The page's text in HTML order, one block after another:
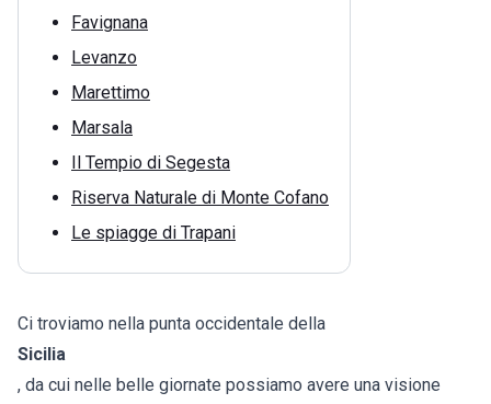
Favignana
Levanzo
Marettimo
Marsala
Il Tempio di Segesta
Riserva Naturale di Monte Cofano
Le spiagge di Trapani
Ci troviamo nella punta occidentale della
Sicilia
, da cui nelle belle giornate possiamo avere una visione